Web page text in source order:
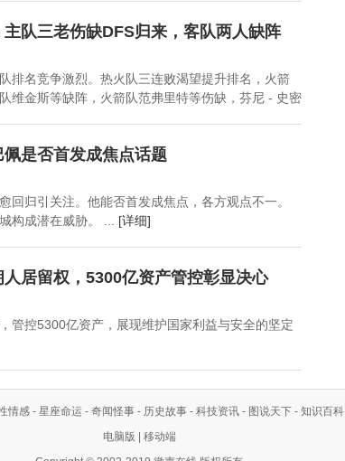
队三老伤缺DFS归来，客队两人缺阵
排名竞争激烈。热火队三连败渴望提升排名，火箭
维金斯等缺阵，火箭队范弗里特等伤缺，芬尼 - 史密
是否首发成焦点话题
回归引关注。他能否首发成焦点，各方观点不一。
构成潜在威胁。 ... [详细]
居留权，5300亿资产管控彰显决心
管控5300亿资产，展现维护国家利益与安全的坚定
情感 - 星座命运 - 奇闻怪事 - 历史故事 - 科技资讯 - 图说天下 - 知识百科
电脑版
移动端